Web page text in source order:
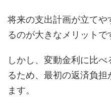
将来の支出計画が立て
るのが大きなメリットで
しかし、変動金利に比
るため、最初の返済負
ます。